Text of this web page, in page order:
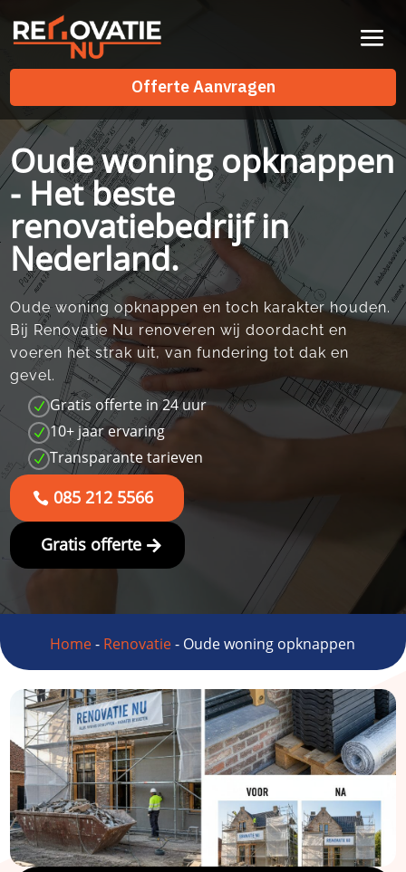
Offerte Aanvragen
Offerte Aanvragen
Oude woning opknappen
- Het beste
renovatiebedrijf in
Nederland.
Oude woning opknappen en toch karakter houden.​
Bij Renovatie Nu renoveren wij doordacht en
voeren het strak uit, van fundering tot dak en
gevel.​
N Gratis offerte in 24 uur
N 10+ jaar ervaring
N Transparante tarieven
085 212 5566
Gratis offerte
Home- Renovatie- Oude woning opknappen